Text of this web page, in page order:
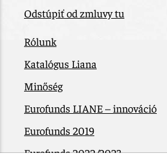
Odstúpiť od zmluvy tu
Rólunk
Katalógus Liana
Minőség
Eurofunds LIANE – innováció
Eurofunds 2019
Eurofunds 2022/2023